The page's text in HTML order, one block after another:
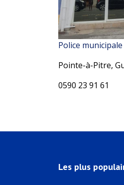
Police
Pointe-à-Pitre,
0590 23 91 61
Les plus